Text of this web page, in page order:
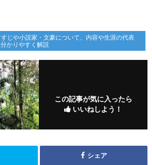
じや小説家・文豪について、内容や生涯の代表
かりやすく解説
この記事が気に入ったら
いいねしよう！
シェア